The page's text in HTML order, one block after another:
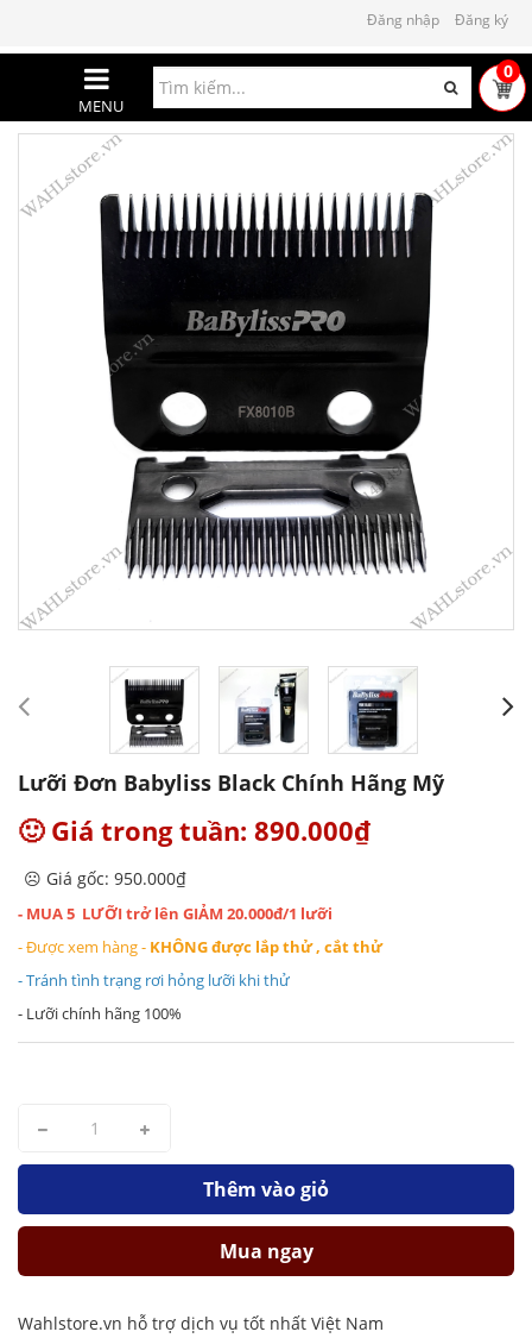
Đăng nhập Đăng ký
MENU
0
Lưỡi Đơn Babyliss Black Chính Hãng Mỹ
🙂 Giá trong tuần: 890.000₫
☹️ Giá gốc: 950.000₫
- MUA 5 LƯỠI trở lên GIẢM 20.000đ/1 lưỡi
- Được xem hàng - KHÔNG được lắp thử , cắt thử
- Tránh tình trạng rơi hỏng lưỡi khi thử
- Lưỡi chính hãng 100%
Thêm vào giỏ
Mua ngay
Wahlstore.vn hỗ trợ dịch vụ tốt nhất Việt Nam